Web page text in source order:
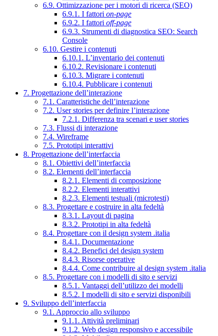
6.9. Ottimizzazione per i motori di ricerca (SEO)
6.9.1. I fattori on-page
6.9.2. I fattori off-page
6.9.3. Strumenti di diagnostica SEO: Search
Console
6.10. Gestire i contenuti
6.10.1. L’inventario dei contenuti
6.10.2. Revisionare i contenuti
6.10.3. Migrare i contenuti
6.10.4. Pubblicare i contenuti
7. Progettazione dell’interazione
7.1. Caratteristiche dell’interazione
7.2. User stories per definire l’interazione
7.2.1. Differenza tra scenari e user stories
7.3. Flussi di interazione
7.4. Wireframe
7.5. Prototipi interattivi
8. Progettazione dell’interfaccia
8.1. Obiettivi dell’interfaccia
8.2. Elementi dell’interfaccia
8.2.1. Elementi di composizione
8.2.2. Elementi interattivi
8.2.3. Elementi testuali (microtesti)
8.3. Progettare e costruire in alta fedeltà
8.3.1. Layout di pagina
8.3.2. Prototipi in alta fedeltà
8.4. Progettare con il design system .italia
8.4.1. Documentazione
8.4.2. Benefici del design system
8.4.3. Risorse operative
8.4.4. Come contribuire al design system .italia
8.5. Progettare con i modelli di sito e servizi
8.5.1. Vantaggi dell’utilizzo dei modelli
8.5.2. I modelli di sito e servizi disponibili
9. Sviluppo dell’interfaccia
9.1. Approccio allo sviluppo
9.1.1. Attività preliminari
9.1.2. Web design responsivo e accessibile